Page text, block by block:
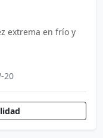
extrema en frío y
20